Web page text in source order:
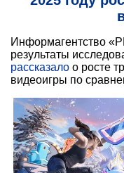
Информагентство
результаты
рассказало о росте
видеоигры по